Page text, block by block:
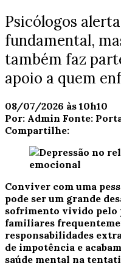
Psicólogos
fundamental,
também faz
apoio a quem
08/07/2026 às 10h10
Por: Admin Fonte:
Compartilhe:
Conviver com uma
pode ser um grande
sofrimento vivido pelo
familiares
responsabilidades
de impotência e
saúde mental na